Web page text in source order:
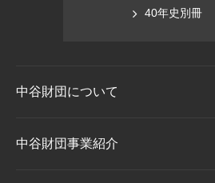
40年史別冊
中谷財団について
中谷財団について
中谷財団事業紹介